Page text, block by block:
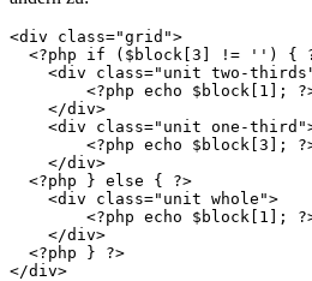
<div class="grid">
<?php if ($block[3] != '') {
<div class="unit two-
    </div>
<div class="unit one-
    </div>
  <?php } else { ?>
    <div class="unit whole">
    </div>
  <?php } ?>
</div>